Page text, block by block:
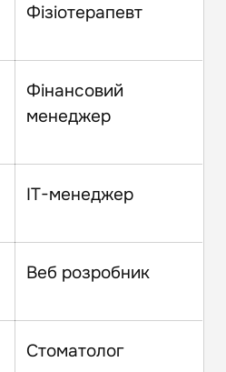
Фізіотерапевт
Фінансовий
менеджер
IT-менеджер
Веб розробник
Стоматолог